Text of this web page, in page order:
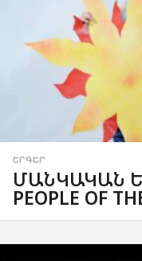
ԵՐԳԵՐ
ՄԱՆԿԱԿԱՆ
PEOPLE OF